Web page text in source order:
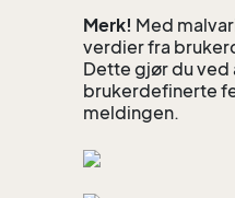
Merk! Med
verdier fra
Dette gjør du ved
brukerdefinerte
meldingen.